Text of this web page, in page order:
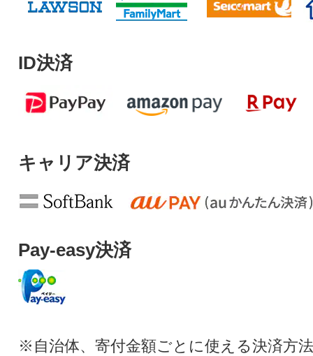
ID決済
キャリア決済
Pay-easy決済
※自治体、寄付金額ごとに使える決済方